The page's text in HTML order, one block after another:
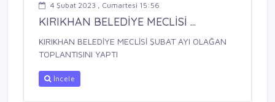
4 Şubat 2023 , Cumartesi 15:56
KIRIKHAN BELEDİYE MECLİSİ ...
KIRIKHAN BELEDİYE MECLİSİ ŞUBAT AYI OLAĞAN
TOPLANTISINI YAPTI
İncele